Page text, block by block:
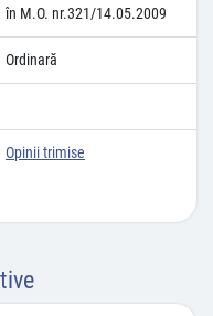
în M.O. nr.321/14.05.2009
Ordinară
Opinii trimise